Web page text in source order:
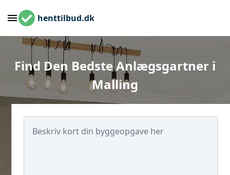
henttilbud.dk
Find Den Bedste Anlægsgartner i
Malling